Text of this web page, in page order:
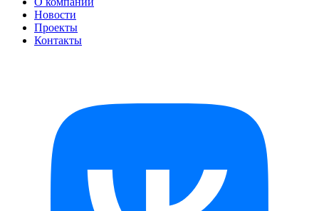
Новости
Проекты
Контакты